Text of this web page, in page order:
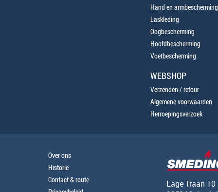
Hand en armbescherming
Laskleding
Oogbescherming
Hoofdbescherming
Voetbescherming
WEBSHOP
Verzenden / retour
Algemene voorwaarden
Herroepingsverzoek
Over ons
Historie
Contact & route
Lage Traan 10